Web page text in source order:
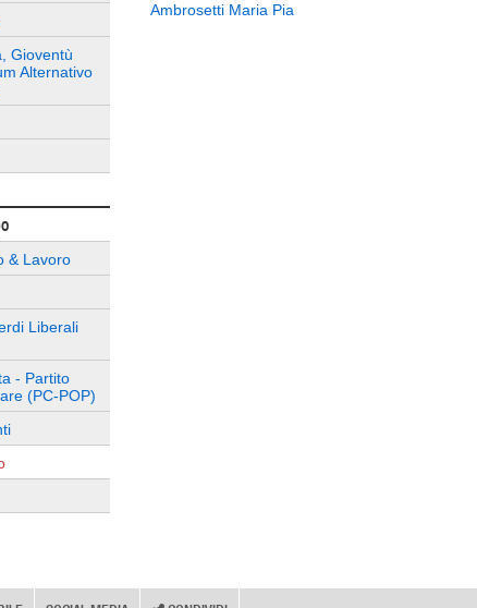
Gioventù
Alternativo
& Lavoro
Liberali
- Partito
(PC-POP)
Ambrosetti Maria Pia